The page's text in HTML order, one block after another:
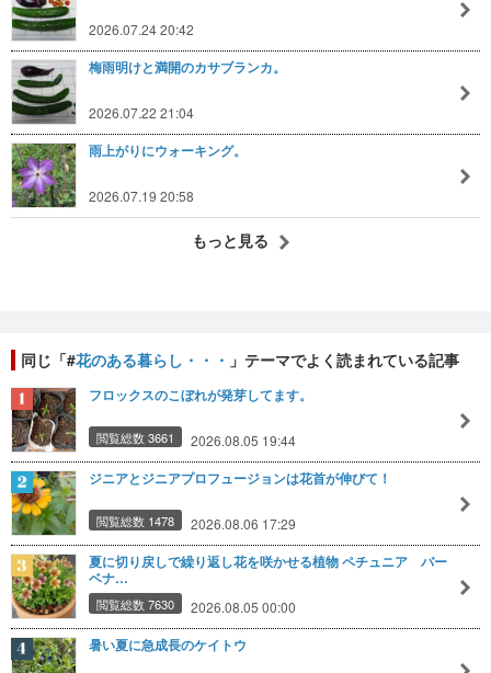
2026.07.24 20:42
梅雨明けと満開のカサブランカ。
2026.07.22 21:04
雨上がりにウォーキング。
2026.07.19 20:58
もっと見る
同じ「#花のある暮らし・・・ 」テーマでよく読まれている記事
フロックスのこぼれが発芽してます。
閲覧総数 3661 2026.08.05 19:44
ジニアとジニアプロフュージョンは花首が伸びて！
閲覧総数 1478 2026.08.06 17:29
夏に切り戻しで繰り返し花を咲かせる植物 ペチュニア バー
ベナ…
閲覧総数 7630 2026.08.05 00:00
暑い夏に急成長のケイトウ